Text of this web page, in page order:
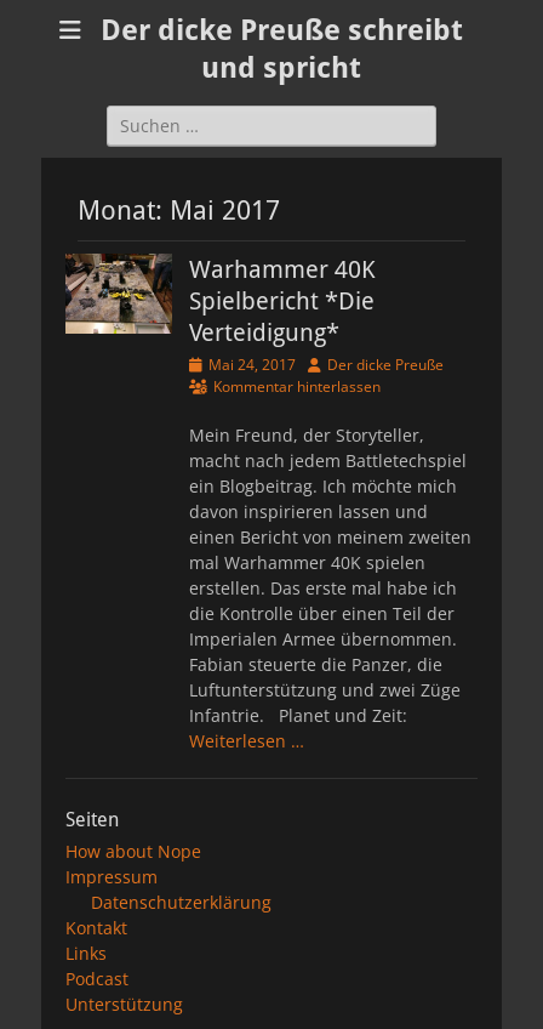
Der dicke Preuße schreibt
und spricht
Suchen
nach:
Monat: Mai 2017
Warhammer 40K
Spielbericht *Die
Verteidigung*
Veröffentlicht
am
Mai 24, 2017 AutorDer dicke Preuße
Kommentar hinterlassen
Mein Freund, der Storyteller,
macht nach jedem Battletechspiel
ein Blogbeitrag. Ich möchte mich
davon inspirieren lassen und
einen Bericht von meinem zweiten
mal Warhammer 40K spielen
erstellen. Das erste mal habe ich
die Kontrolle über einen Teil der
Imperialen Armee übernommen.
Fabian steuerte die Panzer, die
Luftunterstützung und zwei Züge
Infantrie. Planet und Zeit:
Weiterlesen …
Seiten
How about Nope
Impressum
Datenschutzerklärung
Kontakt
Links
Podcast
Unterstützung